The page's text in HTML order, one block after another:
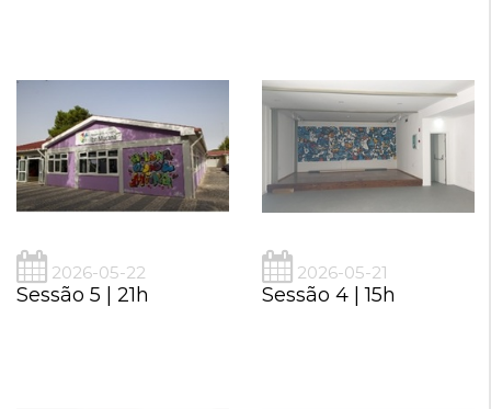
2026-05-22
Sessão 5 | 21h
2026-05-21
Sessão 4 | 15h